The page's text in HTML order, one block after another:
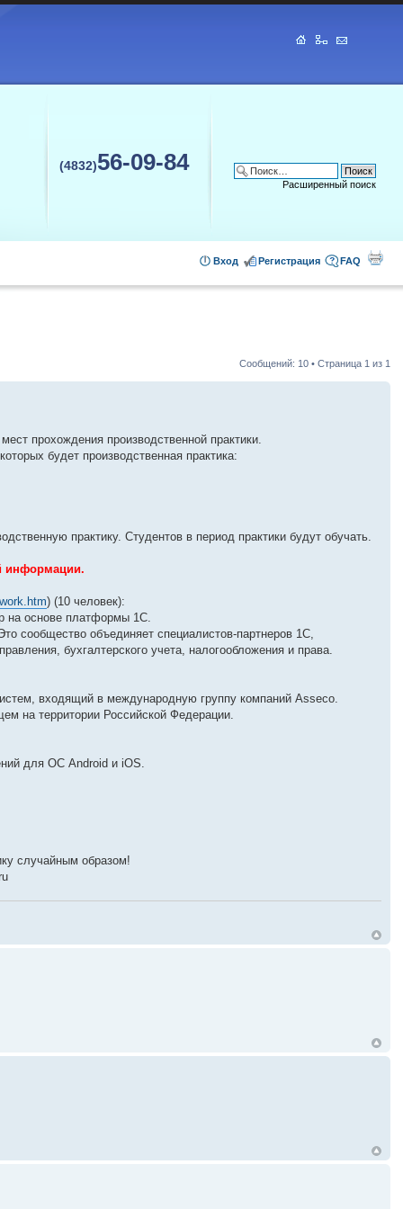
(4832)56-09-84
Расширенный поиск
FAQ
Регистрация
Вход
Сообщений: 10 • Страница 1 из 1
прохождения производственной практики.
будет производственная практика:
практику. Студентов в период практики будут обучать.
информации.
) (10 человек):
на основе платформы 1С.
сообщество объединяет специалистов-партнеров 1С,
бухгалтерского учета, налогообложения и права.
входящий в международную группу компаний Asseco.
на территории Российской Федерации.
для ОС Android и iOS.
случайным образом!